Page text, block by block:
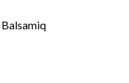
Balsamiq